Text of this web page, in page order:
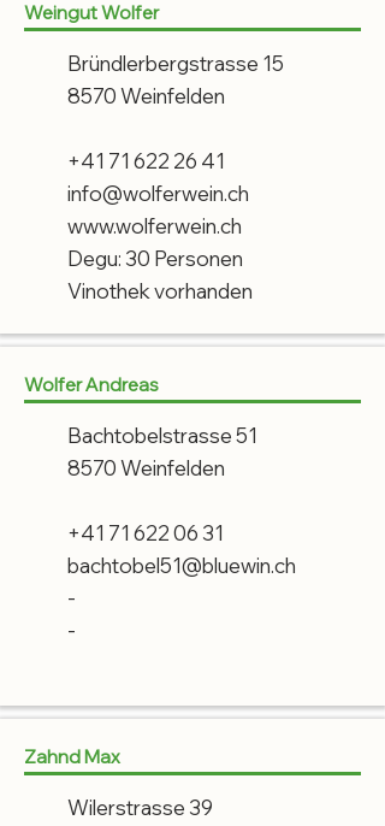
Weingut Wolfer
Bründlerbergstrasse 15
8570 Weinfelden
+41 71 622 26 41
info@wolferwein.ch
www.wolferwein.ch
Degu: 30 Personen
Vinothek vorhanden
Wolfer Andreas
Bachtobelstrasse 51
8570 Weinfelden
+41 71 622 06 31
bachtobel51@bluewin.ch
-
-
Zahnd Max
Wilerstrasse 39